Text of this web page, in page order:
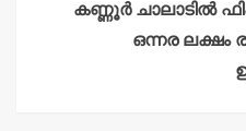
കണ്ണൂർ ചാലാടിൽ
ഒന്നര